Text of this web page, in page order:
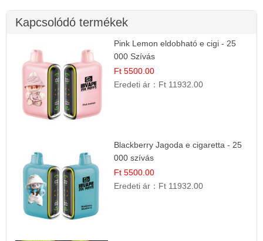
Kapcsolódó termékek
Pink Lemon eldobható e cigi - 25
000 Szívás
Ft 5500.00
Eredeti ár： Ft 11932.00
Blackberry Jagoda e cigaretta - 25
000 szívás
Ft 5500.00
Eredeti ár： Ft 11932.00